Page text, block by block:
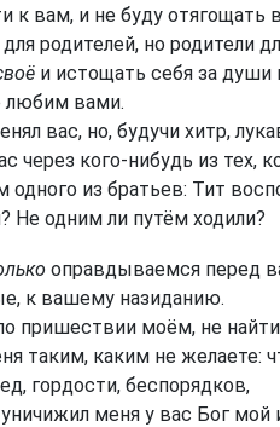
к вам, и не буду отягощать
родителей, но родители
и истощать себя за души
любим вами.
вас, но, будучи хитр,
через кого-нибудь из тех,
одного из братьев: Тит
Не одним ли путём ходили?
оправдываемся перед
к вашему назиданию.
пришествии моём, не
таким, каким не желаете:
гордости, беспорядков,
меня у вас Бог мой